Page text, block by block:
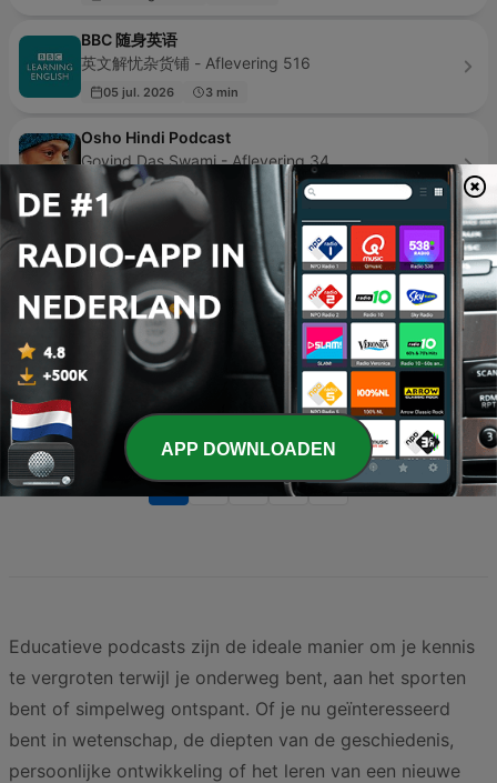
BBC 随身英语
英文解忧杂货铺 - Aflevering 516
05 jul. 2026 3 min
Osho Hindi Podcast
Govind Das Swami - Aflevering 34
gisteren 84 min
ADHD bij Vrouwen Podcast
Jorna Postma - Aflevering 83
17 sep. 2024
‌BPLUS بی‌پلاس پادکست فارسی خلاصه کتاب
Ali Bandari - Aflevering 289
Pagina1van4
1
2 3 > >>
Educatieve podcasts zijn de ideale manier om je kennis
te vergroten terwijl je onderweg bent, aan het sporten
bent of simpelweg ontspant. Of je nu geïnteresseerd
bent in wetenschap, de diepten van de geschiedenis,
persoonlijke ontwikkeling of het leren van een nieuwe
APP DOWNLOADEN